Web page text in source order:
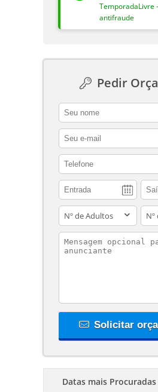
TemporadaLivre
antifraude
Pedir
contact_name
contact_email
contact_phone
adults
contact_message
Solicitar
Datas mais Procuradas